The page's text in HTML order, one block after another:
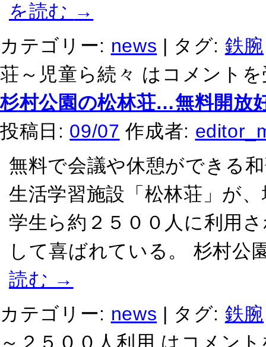
を読む →
カテゴリー: news | タグ: 鉄腕
荘～児童ら続々 は コメント
杉村公園の松林荘…無料開放
投稿日: 09/07 作成者:
無料で会議や休憩ができる
生活学習施設「松林荘」が
学生ら約２５００人に利用
して喜ばれている。 杉村
読む →
カテゴリー: news | タグ: 鉄腕
～２５００人利用 は コメン